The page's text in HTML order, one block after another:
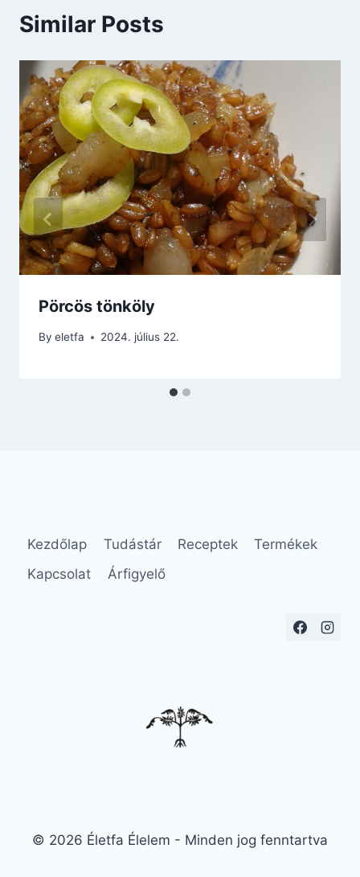
Similar Posts
Pörcös tönköly
By eletfa 2024. július 22.
Kezdőlap Tudástár Receptek
Termékek
Kapcsolat
Árfigyelő
© 2026 Életfa Élelem - Minden jog fenntartva